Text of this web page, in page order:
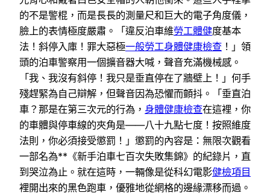
的不是警棍，而是長長的測量尺和巨大的電子角度儀，
臉上的表情極度嚴肅。「違反泊車維勞工體健度基本
法！斜停入庫！罪大惡極一般勞工身體健康檢查 ！」領
頭的泊車警察用一個擴音器大喊，聲音充滿機械感。
「我、我沒有斜停！我只是垂直停在了牆壁上！」何手
殘趕緊為自己辯解，但聲音因為恐懼而顫抖。「垂直泊
車？那是在第三次元的行為， 身體健康檢查在這裡，你
的車體與停車線的夾角是——八十九點七度！按照維度
法則，你必須接受懲罰！」懲罰的內容是：無限次觀看
一部名為**《新手泊車七百次失敗集錦》的紀錄片，直
到哭泣為止。就在這時，一輛像是從科幻電影健檢項目
裡開出來的黑色跑車，優雅地從網格的邊緣漂移而過。